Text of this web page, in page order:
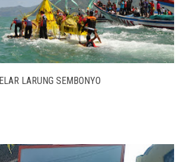
LARUNG SEMBONYO